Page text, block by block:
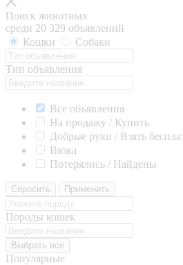
Поиск животных
среди 20 329 объявлений
Кошки
Собаки
Тип объявления
Все объявления
На продажу / Купить
Добрые руки / Взять
Вязка
Потерялись / Найдены
Сбросить Применить
Породы кошек
Выбрать все
Популярные